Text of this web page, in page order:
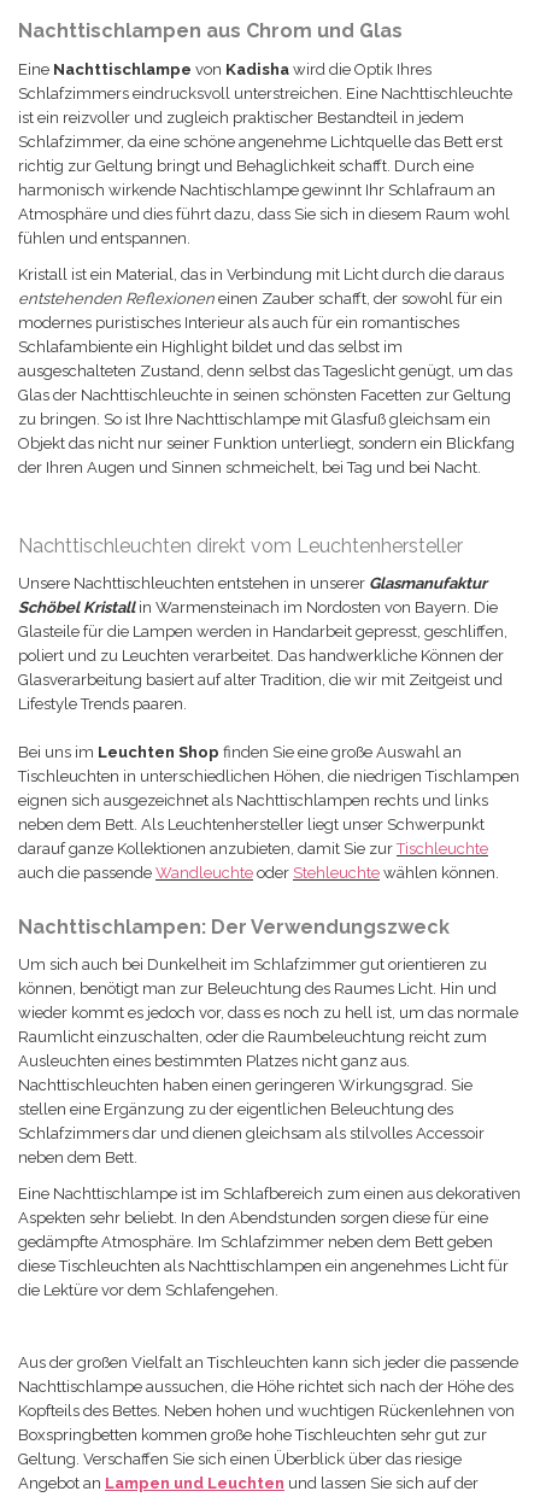
Nachttischlampen aus Chrom und Glas
Eine Nachttischlampe von Kadisha wird die Optik Ihres
Schlafzimmers eindrucksvoll unterstreichen. Eine Nachttischleuchte
ist ein reizvoller und zugleich praktischer Bestandteil in jedem
Schlafzimmer, da eine schöne angenehme Lichtquelle das Bett erst
richtig zur Geltung bringt und Behaglichkeit schafft. Durch eine
harmonisch wirkende Nachtischlampe gewinnt Ihr Schlafraum an
Atmosphäre und dies führt dazu, dass Sie sich in diesem Raum wohl
fühlen und entspannen.
Kristall ist ein Material, das in Verbindung mit Licht durch die daraus
entstehenden Reflexionen einen Zauber schafft, der sowohl für ein
modernes puristisches Interieur als auch für ein romantisches
Schlafambiente ein Highlight bildet und das selbst im
ausgeschalteten Zustand, denn selbst das Tageslicht genügt, um das
Glas der Nachttischleuchte in seinen schönsten Facetten zur Geltung
zu bringen. So ist Ihre Nachttischlampe mit Glasfuß gleichsam ein
Objekt das nicht nur seiner Funktion unterliegt, sondern ein Blickfang
der Ihren Augen und Sinnen schmeichelt, bei Tag und bei Nacht.
Nachttischleuchten direkt vom Leuchtenhersteller
Unsere Nachttischleuchten entstehen in unserer Glasmanufaktur
Schöbel Kristall in Warmensteinach im Nordosten von Bayern. Die
Glasteile für die Lampen werden in Handarbeit gepresst, geschliffen,
poliert und zu Leuchten verarbeitet. Das handwerkliche Können der
Glasverarbeitung basiert auf alter Tradition, die wir mit Zeitgeist und
Lifestyle Trends paaren.
Bei uns im Leuchten Shop finden Sie eine große Auswahl an
Tischleuchten in unterschiedlichen Höhen, die niedrigen Tischlampen
eignen sich ausgezeichnet als Nachttischlampen rechts und links
neben dem Bett. Als Leuchtenhersteller liegt unser Schwerpunkt
darauf ganze Kollektionen anzubieten, damit Sie zurTischleuchte
auch die passende Wandleuchte oder Stehleuchte wählen können.
Nachttischlampen: Der Verwendungszweck
Um sich auch bei Dunkelheit im Schlafzimmer gut orientieren zu
können, benötigt man zur Beleuchtung des Raumes Licht. Hin und
wieder kommt es jedoch vor, dass es noch zu hell ist, um das normale
Raumlicht einzuschalten, oder die Raumbeleuchtung reicht zum
Ausleuchten eines bestimmten Platzes nicht ganz aus.
Nachttischleuchten haben einen geringeren Wirkungsgrad. Sie
stellen eine Ergänzung zu der eigentlichen Beleuchtung des
Schlafzimmers dar und dienen gleichsam als stilvolles Accessoir
neben dem Bett.
Eine Nachttischlampe ist im Schlafbereich zum einen aus dekorativen
Aspekten sehr beliebt. In den Abendstunden sorgen diese für eine
gedämpfte Atmosphäre. Im Schlafzimmer neben dem Bett geben
diese Tischleuchten als Nachttischlampen ein angenehmes Licht für
die Lektüre vor dem Schlafengehen.
Aus der großen Vielfalt an Tischleuchten kann sich jeder die passende
Nachttischlampe aussuchen, die Höhe richtet sich nach der Höhe des
Kopfteils des Bettes. Neben hohen und wuchtigen Rückenlehnen von
Boxspringbetten kommen große hohe Tischleuchten sehr gut zur
Geltung. Verschaffen Sie sich einen Überblick über das riesige
Angebot an Lampen und Leuchten und lassen Sie sich auf der